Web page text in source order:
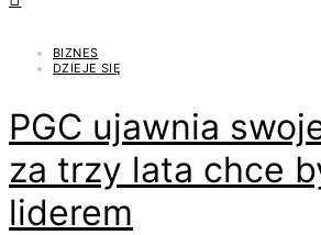
BIZNES
DZIEJE SIĘ
PGC ujawnia
za trzy lata chce
liderem